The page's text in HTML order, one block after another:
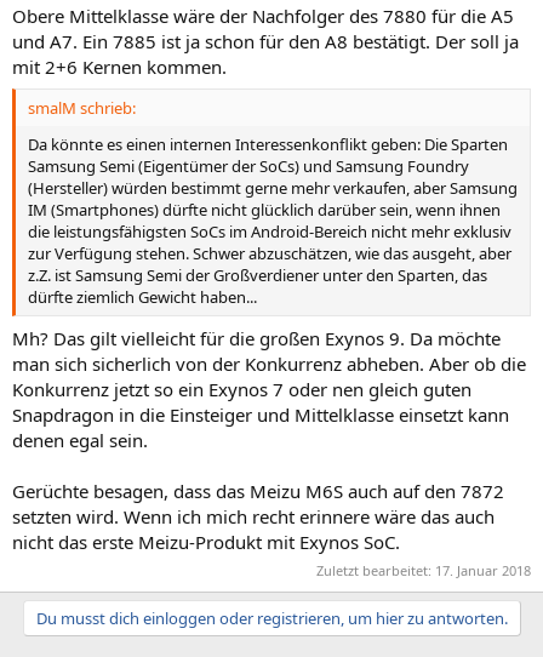
Obere Mittelklasse wäre der Nachfolger des 7880 für die A5
und A7. Ein 7885 ist ja schon für den A8 bestätigt. Der soll ja
mit 2+6 Kernen kommen.
smalM schrieb:
Da könnte es einen internen Interessenkonflikt geben: Die Sparten
Samsung Semi (Eigentümer der SoCs) und Samsung Foundry
(Hersteller) würden bestimmt gerne mehr verkaufen, aber Samsung
IM (Smartphones) dürfte nicht glücklich darüber sein, wenn ihnen
die leistungsfähigsten SoCs im Android-Bereich nicht mehr exklusiv
zur Verfügung stehen. Schwer abzuschätzen, wie das ausgeht, aber
z.Z. ist Samsung Semi der Großverdiener unter den Sparten, das
dürfte ziemlich Gewicht haben...
Mh? Das gilt vielleicht für die großen Exynos 9. Da möchte
man sich sicherlich von der Konkurrenz abheben. Aber ob die
Konkurrenz jetzt so ein Exynos 7 oder nen gleich guten
Snapdragon in die Einsteiger und Mittelklasse einsetzt kann
denen egal sein.
Gerüchte besagen, dass das Meizu M6S auch auf den 7872
setzten wird. Wenn ich mich recht erinnere wäre das auch
nicht das erste Meizu-Produkt mit Exynos SoC.
Zuletzt bearbeitet: 17. Januar 2018
Du musst dich einloggen oder registrieren, um hier zu antworten.